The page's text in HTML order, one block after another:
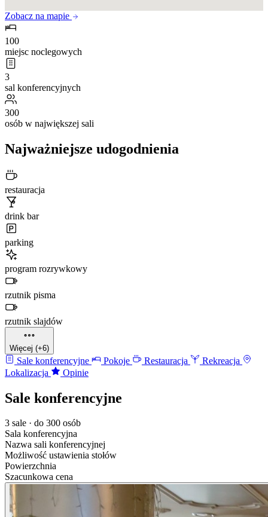
Zobacz na mapie
100
miejsc noclegowych
3
sal konferencyjnych
300
osób w największej sali
Najważniejsze udogodnienia
restauracja
drink bar
parking
program rozrywkowy
rzutnik pisma
rzutnik slajdów
Więcej (+6)
Sale konferencyjne Pokoje Restauracja
Rekreacja
Lokalizacja
Opinie
Sale konferencyjne
3 sale · do 300 osób
Sala konferencyjna
Nazwa sali konferencyjnej
Możliwość ustawienia stołów
Powierzchnia
Szacunkowa cena